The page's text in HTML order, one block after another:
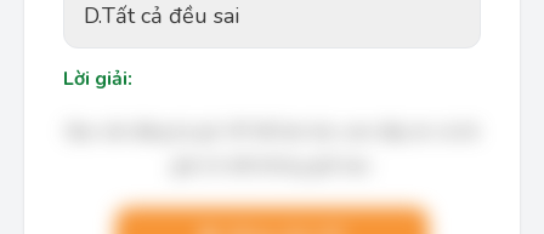
D.Tất cả đều sai
Lời giải: